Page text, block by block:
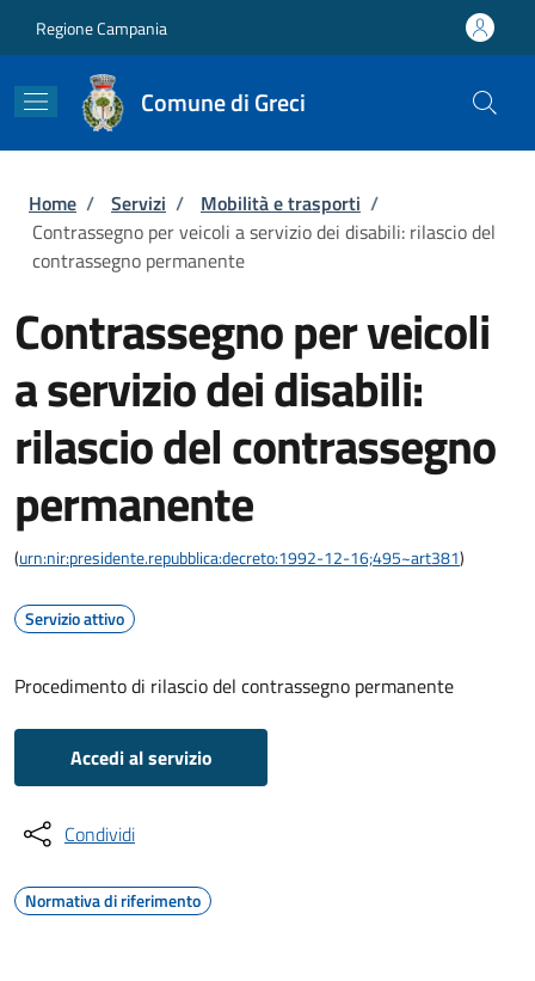
Regione Campania
Comune di Greci
Briciole di pane
Home / Servizi / Mobilità e trasporti /
Contrassegno per veicoli a servizio dei disabili: rilascio del
contrassegno permanente
Contrassegno per veicoli
a servizio dei disabili:
rilascio del contrassegno
permanente
(urn:nir:presidente.repubblica:decreto:1992-12-16;495~art381)
Servizio attivo
Procedimento di rilascio del contrassegno permanente
Accedi al servizio
Condividi
Normativa di riferimento